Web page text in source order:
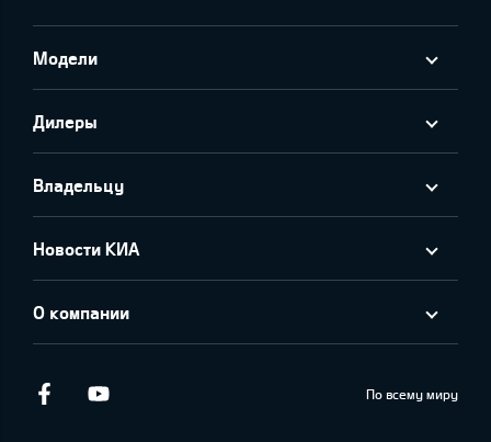
Модели
Дилеры
Владельцу
Новости КИА
О компании
Facebook По всему миру